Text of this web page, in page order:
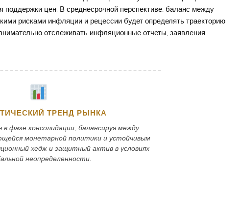
цен. В среднесрочной перспективе, баланс между
рисками инфляции и рецессии будет определять траекторию
отслеживать инфляционные отчеты, заявления
ТРЕНД РЫНКА
фазе консолидации, балансируя между
монетарной политики и устойчивым
хедж и защитный актив в условиях
неопределенности.